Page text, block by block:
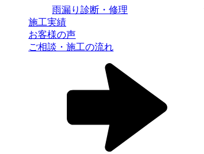
雨漏り診断・修理
施工実績
お客様の声
ご相談・施工の流れ